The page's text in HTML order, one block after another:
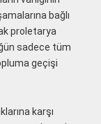
bağlı
proletarya
sadece tüm
geçişi
karşı